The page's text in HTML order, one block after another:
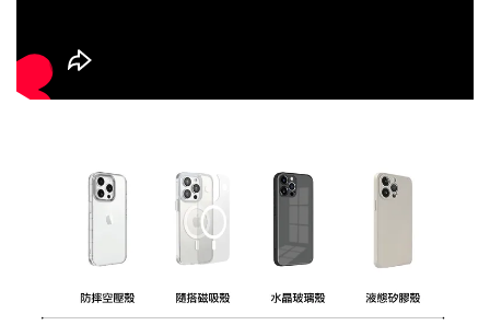
視化妝包
NT$ 159
NT$ 189
NT$ 249